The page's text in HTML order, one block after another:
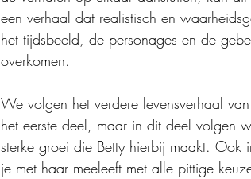
een verhaal dat realistisch en
het tijdsbeeld, de personages en de
overkomen.
We volgen het verdere levensverhaal
het eerste deel, maar in dit deel volgen
sterke groei die Betty hierbij maakt.
je met haar meeleeft met alle pittige